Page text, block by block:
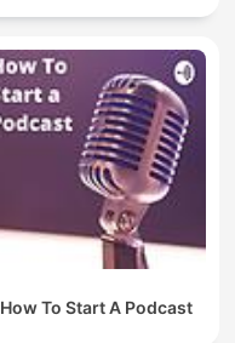
How To Start A Podcast